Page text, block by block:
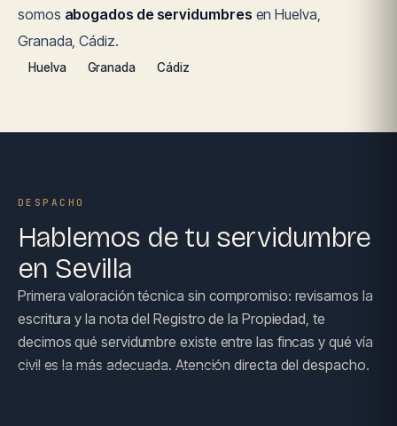
somos abogados de servidumbres en Huelva,
Granada, Cádiz.
Huelva Granada Cádiz
DESPACHO
Hablemos de tu servidumbre
en Sevilla
Primera valoración técnica sin compromiso: revisamos la
escritura y la nota del Registro de la Propiedad, te
decimos qué servidumbre existe entre las fincas y qué vía
civil es la más adecuada. Atención directa del despacho.